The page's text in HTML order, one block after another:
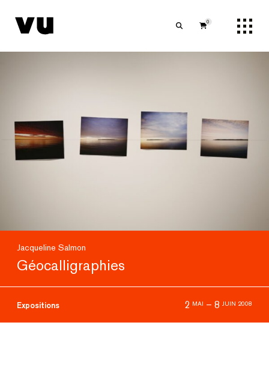
0
Jacqueline Salmon
Géocalligraphies
Expositions 2 MAI – 8 JUIN 2008